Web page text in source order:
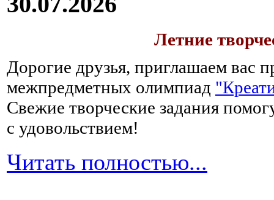
Летние
Дорогие друзья, приглашаем вас
межпредметных олимпиад
Свежие творческие задания
с удовольствием!
Читать полностью...